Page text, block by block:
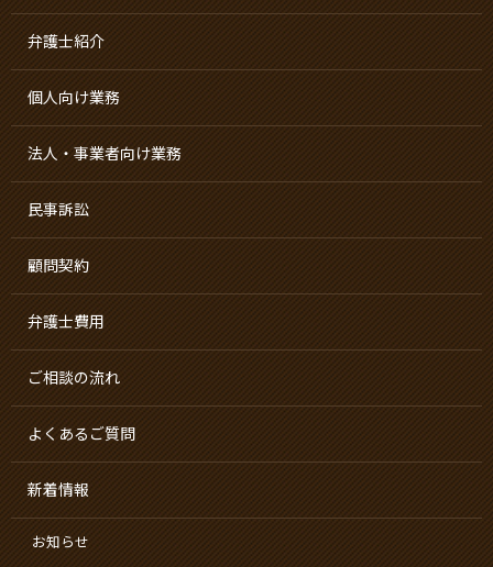
弁護士紹介
個人向け業務
法人・事業者向け業務
民事訴訟
顧問契約
弁護士費用
ご相談の流れ
よくあるご質問
新着情報
お知らせ